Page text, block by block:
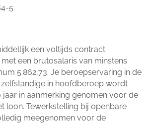
5.
een voltijds contract
een brutosalaris van minstens
5.862,73. Je beroepservaring in de
in hoofdberoep wordt
jaar in aanmerking genomen voor de
loon. Tewerkstelling bij openbare
meegenomen voor de